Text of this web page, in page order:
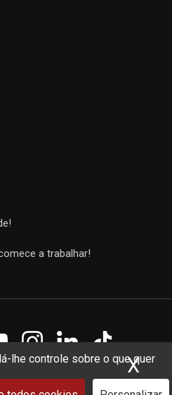
lhe controle sobre o que quer
X
a trabalhar!
droits réservés.
Développement
par iSoluce